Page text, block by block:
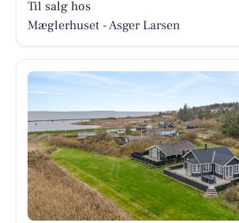
Til salg hos
Mæglerhuset - Asger Larsen